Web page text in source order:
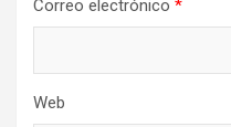
Correo electrónico *
Web